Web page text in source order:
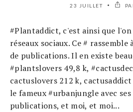
23 JUILLET
#Plantaddict, c'est ainsi que l'on
réseaux sociaux. Ce #
de publications. Il en existe
#plantslovers 49,8 k,
cactuslovers 212 k,
le fameux #urbanjungle avec
publications, et moi, et moi...